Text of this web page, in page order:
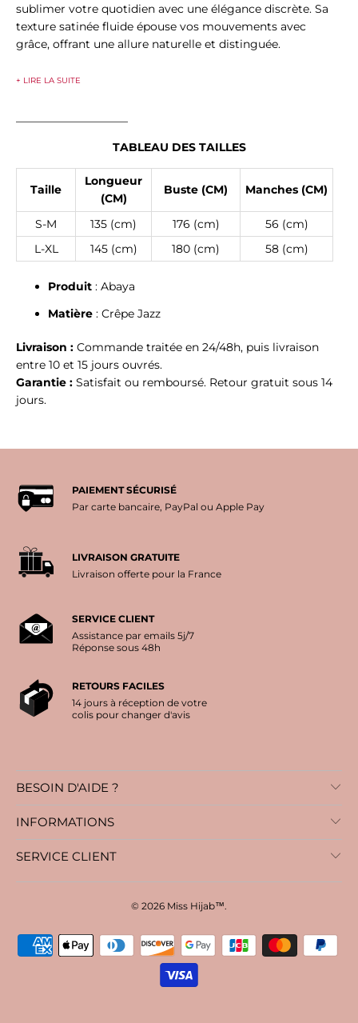
sublimer votre quotidien avec une élégance discrète. Sa
texture satinée fluide épouse vos mouvements avec
grâce, offrant une allure naturelle et distinguée.
+ LIRE LA SUITE
TABLEAU DES TAILLES
Taille
Longueur
(CM)
Buste (CM) Manches (CM)
S-M 135 (cm) 176 (cm)
56 (cm)
L-XL
145 (cm) 180 (cm) 58 (cm)
Produit : Abaya
Matière : Crêpe Jazz
Livraison : Commande traitée en 24/48h, puis livraison
entre 10 et 15 jours ouvrés.
Garantie : Satisfait ou remboursé. Retour gratuit sous 14
jours.
PAIEMENT SÉCURISÉ
Par carte bancaire, PayPal ou Apple Pay
LIVRAISON GRATUITE
Livraison offerte pour la France
SERVICE CLIENT
Assistance par emails 5j/7
Réponse sous 48h
RETOURS FACILES
14 jours à réception de votre
colis pour changer d'avis
BESOIN D'AIDE ?
INFORMATIONS
SERVICE CLIENT
© 2026 Miss Hijab™.